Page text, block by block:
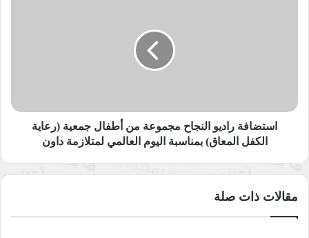
الكفل
المعاق)
داون
استضافة راديو النجاح مجموعة من أطفال جمعية (رعاية
الكفل المعاق) بمناسبة اليوم العالمي لمتلازمة داون
مقالات ذات صلة